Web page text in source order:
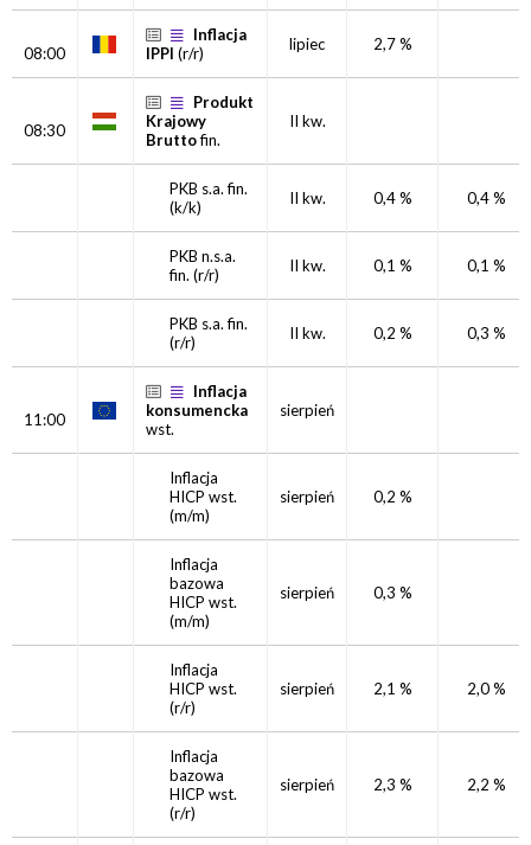
08:00
Inflacja
IPPI (r/r) lipiec 2,7 %
08:30
Produkt
Krajowy
Bruttofin.
II kw.
PKB s.a.fin.
(k/k)
II kw. 0,4 % 0,4 %
PKB n.s.a.
fin. (r/r) II kw. 0,1 % 0,1 %
PKB s.a.fin.
(r/r)
II kw. 0,2 % 0,3 %
11:00
Inflacja
konsumencka
wst.
sierpień
Inflacja
HICP wst.
(m/m)
sierpień 0,2 %
Inflacja
bazowa
HICP wst.
(m/m)
sierpień 0,3 %
Inflacja
HICP wst.
(r/r)
sierpień 2,1 % 2,0 %
Inflacja
bazowa
HICP wst.
(r/r)
sierpień 2,3 % 2,2 %